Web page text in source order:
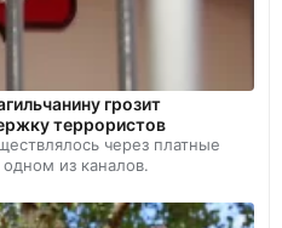
грозит
террористов
через платные
из каналов.